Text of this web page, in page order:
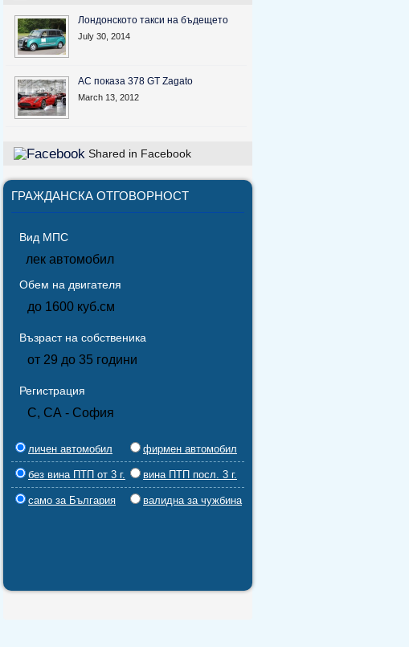
Лондонското такси на бъдещето
July 30, 2014
AC показа 378 GT Zagato
March 13, 2012
Shared in Facebook
ГРАЖДАНСКА ОТГОВОРНОСТ
Вид МПС
лек автомобил
Обем на двигателя
до 1600 куб.см
Възраст на собственика
от 29 до 35 години
Регистрация
С, СА - София
личен автомобил фирмен автомобил
без вина ПТП от 3 г. вина ПТП посл. 3 г.
само за България валидна за чужбина